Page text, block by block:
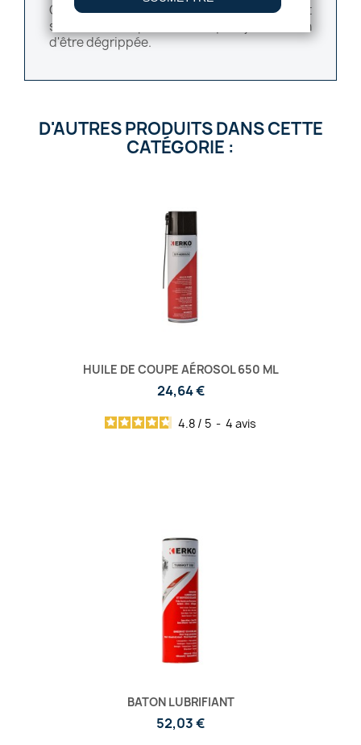
Cette méthodologie fonctionne également
sur toute autre pièce métallique ayant besoin
d'être dégrippée.
D'AUTRES PRODUITS DANS CETTE
CATÉGORIE :
HUILE DE COUPE AÉROSOL 650 ML
24,64 €
4.8 / 5 - 4 avis
BATON LUBRIFIANT
52,03 €